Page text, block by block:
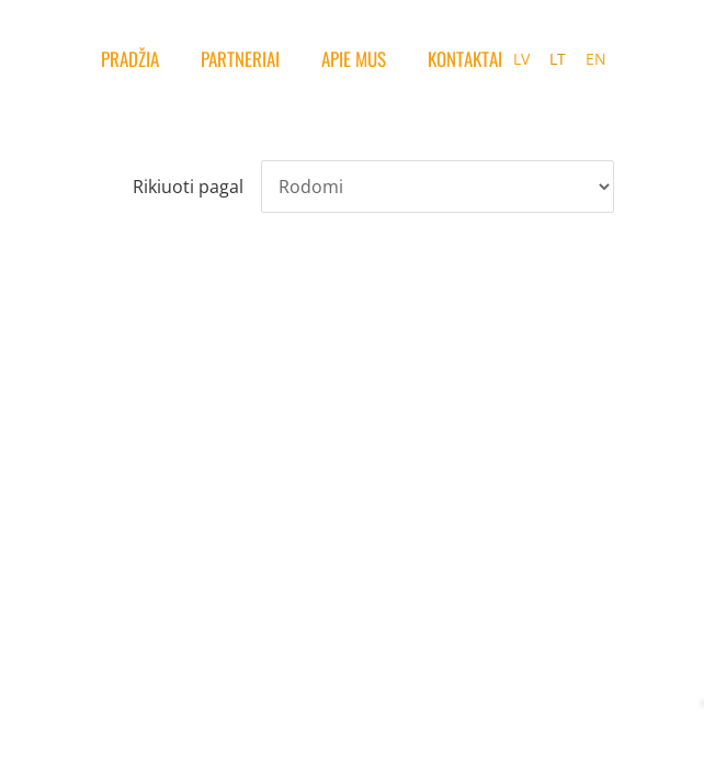
PRADŽIA PARTNERIAI APIE MUS KONTAKTAI LV LT EN
Rikiuoti pagal